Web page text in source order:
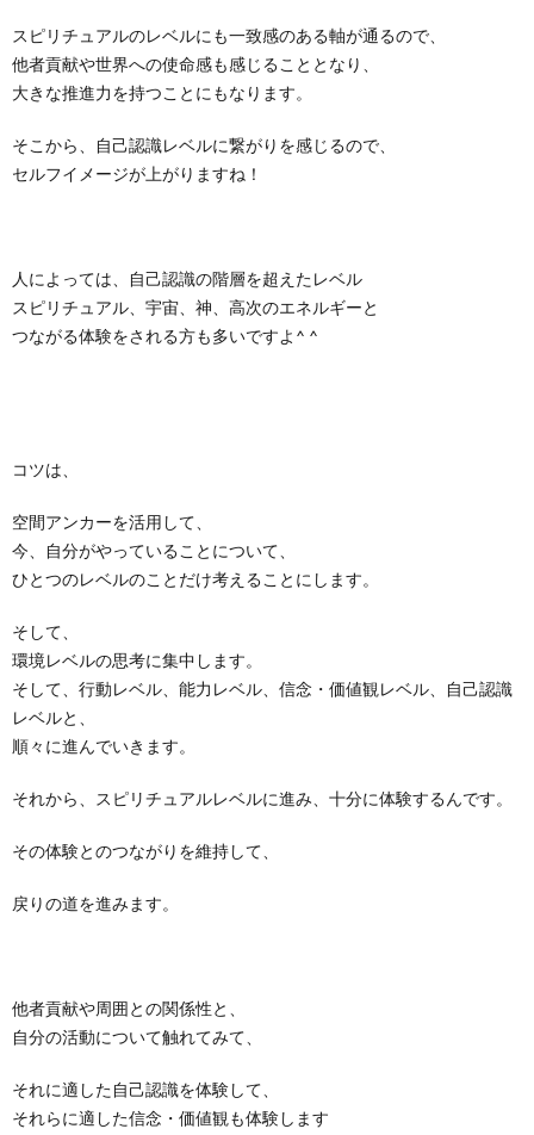
スピリチュアルのレベルにも一致感のある軸が通るので、
他者貢献や世界への使命感も感じることとなり、
大きな推進力を持つことにもなります。
そこから、自己認識レベルに繋がりを感じるので、
セルフイメージが上がりますね！
人によっては、自己認識の階層を超えたレベル
スピリチュアル、宇宙、神、高次のエネルギーと
つながる体験をされる方も多いですよ^ ^
コツは、
空間アンカーを活用して、
今、自分がやっていることについて、
ひとつのレベルのことだけ考えることにします。
そして、
環境レベルの思考に集中します。
そして、行動レベル、能力レベル、信念・価値観レベル、自己認識
レベルと、
順々に進んでいきます。
それから、スピリチュアルレベルに進み、十分に体験するんです。
その体験とのつながりを維持して、
戻りの道を進みます。
他者貢献や周囲との関係性と、
自分の活動について触れてみて、
それに適した自己認識を体験して、
それらに適した信念・価値観も体験します